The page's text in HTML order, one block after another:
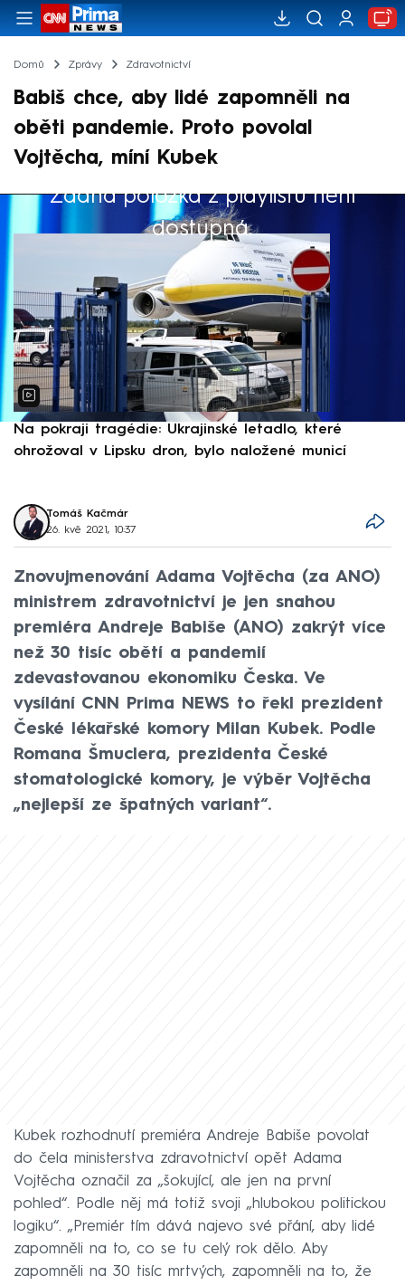
Domů Zprávy Zdravotnictví
Babiš chce, aby lidé zapomněli na
oběti pandemie. Proto povolal
Vojtěcha, míní Kubek
Žádná položka z playlistu není
dostupná.
Výběr redakce
Na pokraji tragédie: Ukrajinské letadlo, které
ohrožoval v Lipsku dron, bylo naložené municí
Tomáš Kačmár
26. kvě 2021, 10:37
Znovujmenování Adama Vojtěcha (za ANO)
ministrem zdravotnictví je jen snahou
premiéra Andreje Babiše (ANO) zakrýt více
než 30 tisíc obětí a pandemií
zdevastovanou ekonomiku Česka. Ve
vysílání CNN Prima NEWS to řekl prezident
České lékařské komory Milan Kubek. Podle
Romana Šmuclera, prezidenta České
stomatologické komory, je výběr Vojtěcha
„nejlepší ze špatných variant“.
Kubek rozhodnutí premiéra Andreje Babiše povolat
do čela ministerstva zdravotnictví opět Adama
Vojtěcha označil za „šokující, ale jen na první
pohled“. Podle něj má totiž svoji „hlubokou politickou
logiku“. „Premiér tím dává najevo své přání, aby lidé
zapomněli na to, co se tu celý rok dělo. Aby
zapomněli na 30 tisíc mrtvých, zapomněli na to, že